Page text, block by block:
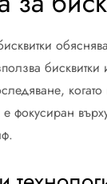
фокусиран